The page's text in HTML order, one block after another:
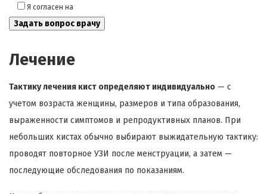
Я согласен на
Лечение
Тактику лечения кист определяют индивидуально — с
учетом возраста женщины, размеров и типа образования,
выраженности симптомов и репродуктивных планов. При
небольших кистах обычно выбирают выжидательную тактику:
проводят повторное УЗИ после менструации, а затем —
последующие обследования по показаниям.